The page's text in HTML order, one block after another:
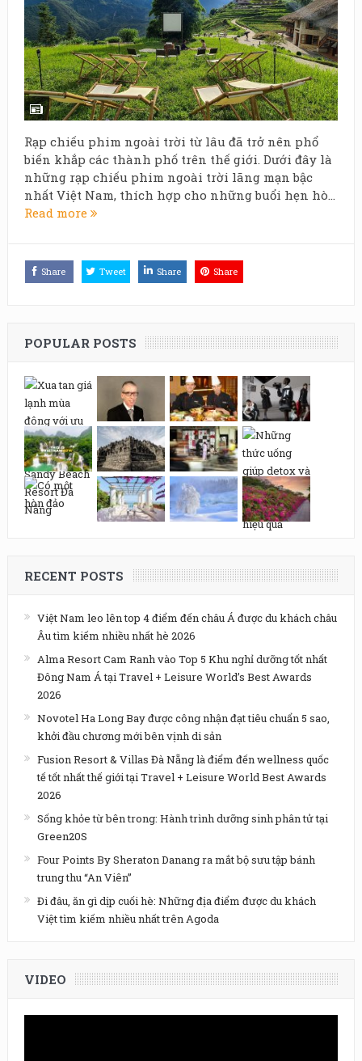
Rạp chiếu phim ngoài trời từ lâu đã trở nên phổ
biến khắp các thành phố trên thế giới. Dưới đây là
những rạp chiếu phim ngoài trời lãng mạn bậc
nhất Việt Nam, thích hợp cho những buổi hẹn hò...
Read more
Share Tweet Share Share
POPULAR POSTS
RECENT POSTS
Việt Nam leo lên top 4 điểm đến châu Á được du khách châu
Âu tìm kiếm nhiều nhất hè 2026
Alma Resort Cam Ranh vào Top 5 Khu nghỉ dưỡng tốt nhất
Đông Nam Á tại Travel + Leisure World’s Best Awards
2026
Novotel Ha Long Bay được công nhận đạt tiêu chuẩn 5 sao,
khởi đầu chương mới bên vịnh di sản
Fusion Resort & Villas Đà Nẵng là điểm đến wellness quốc
tế tốt nhất thế giới tại Travel + Leisure World Best Awards
2026
Sống khỏe từ bên trong: Hành trình dưỡng sinh phân tử tại
Green20S
Four Points By Sheraton Danang ra mắt bộ sưu tập bánh
trung thu “An Viên”
Đi đâu, ăn gì dịp cuối hè: Những địa điểm được du khách
Việt tìm kiếm nhiều nhất trên Agoda
VIDEO